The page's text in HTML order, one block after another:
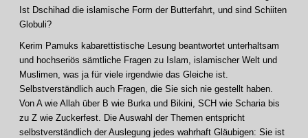
Ist Dschihad die islamische Form der Butterfahrt, und sind Schiiten
Globuli?
Kerim Pamuks kabarettistische Lesung beantwortet unterhaltsam
und hochseriös sämtliche Fragen zu Islam, islamischer Welt und
Muslimen, was ja für viele irgendwie das Gleiche ist.
Selbstverständlich auch Fragen, die Sie sich nie gestellt haben.
Von A wie Allah über B wie Burka und Bikini, SCH wie Scharia bis
zu Z wie Zuckerfest. Die Auswahl der Themen entspricht
selbstverständlich der Auslegung jedes wahrhaft Gläubigen: Sie ist